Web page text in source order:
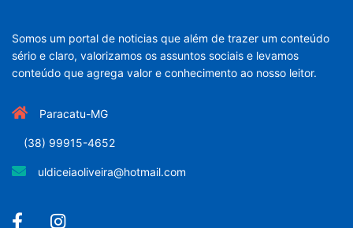
Somos um portal de noticias que além de trazer um conteúdo
sério e claro, valorizamos os assuntos sociais e levamos
conteúdo que agrega valor e conhecimento ao nosso leitor.
Paracatu-MG
(38) 99915-4652
uldiceiaoliveira@hotmail.com